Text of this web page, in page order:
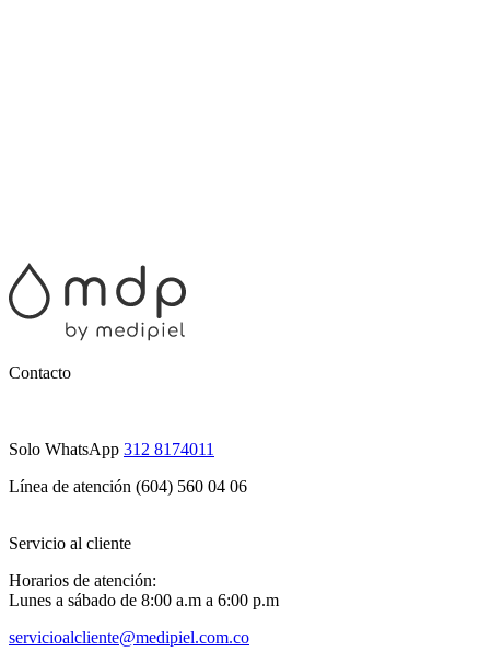
Contacto
Solo WhatsApp 312 8174011
Línea de atención (604) 560 04 06
Servicio al cliente
Horarios de atención:
Lunes a sábado de 8:00 a.m a 6:00 p.m
servicioalcliente@medipiel.com.co